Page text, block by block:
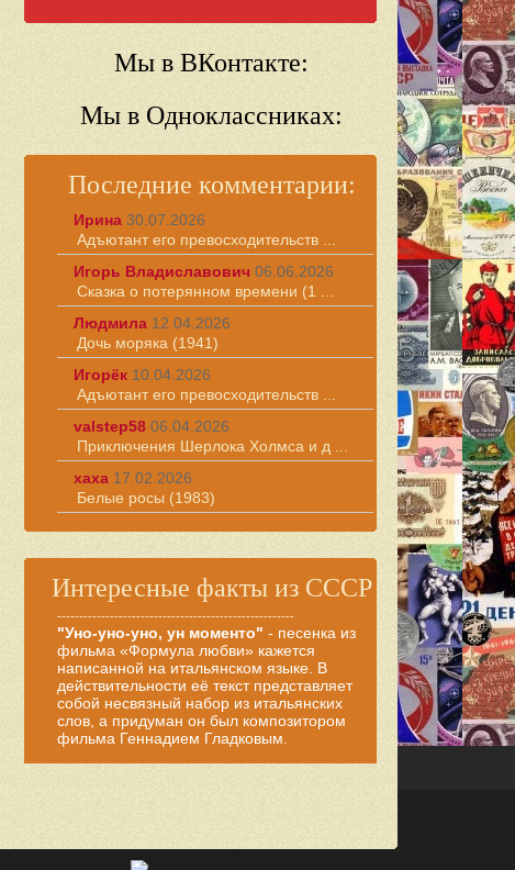
Мы в ВКонтакте:
Мы в Одноклассниках:
Последние комментарии:
Ирина 30.07.2026
Адъютант его превосходительств ...
Игорь Владиславович 06.06.2026
Сказка о потерянном времени (1 ...
Людмила 12.04.2026
Дочь моряка (1941)
Игорёк 10.04.2026
Адъютант его превосходительств ...
valstep58 06.04.2026
Приключения Шерлока Холмса и д ...
хаха 17.02.2026
Белые росы (1983)
Интересные факты из СССР
------------------------------------------------------
"Уно-уно-уно, ун моменто" - песенка из
фильма «Формула любви» кажется
написанной на итальянском языке. В
действительности её текст представляет
собой несвязный набор из итальянских
слов, а придуман он был композитором
фильма Геннадием Гладковым.